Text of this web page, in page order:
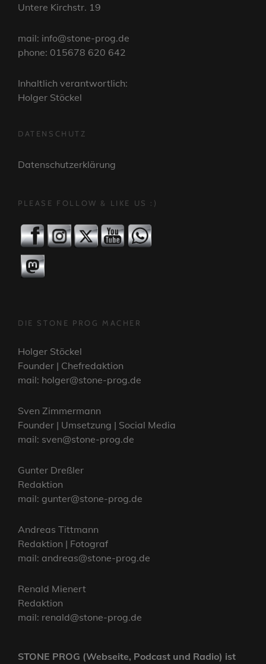
Untere Kirchstr. 19
mail: info@stone-prog.de
phone: 015678 620 642
Inhaltlich verantwortlich:
Holger Stöckel
DATENSCHUTZ
Datenschutzerklärung
PLEASE FOLLOW & LIKE US :)
DIE STONE PROG MACHER
Holger Stöckel
Founder | Chefredaktion
mail: holger@stone-prog.de
Sven Zimmermann
Founder | Umsetzung | Social Media
mail: sven@stone-prog.de
Gunter Dreßler
Redaktion
mail: gunter@stone-prog.de
Andreas Tittmann
Redaktion | Fotograf
mail: andreas@stone-prog.de
Renald Mienert
Redaktion
mail: renald@stone-prog.de
STONE PROG (Webseite, Podcast und Radio) ist